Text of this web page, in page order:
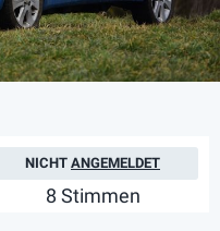
NICHT ANGEMELDET
8 Stimmen